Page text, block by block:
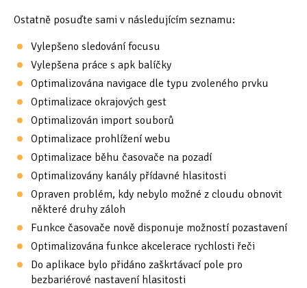
Ostatně posuďte sami v následujícím seznamu:
Vylepšeno sledování focusu
Vylepšena práce s apk balíčky
Optimalizována navigace dle typu zvoleného prvku
Optimalizace okrajových gest
Optimalizován import souborů
Optimalizace prohlížení webu
Optimalizace běhu časovače na pozadí
Optimalizovány kanály přídavné hlasitosti
Opraven problém, kdy nebylo možné z cloudu obnovit
některé druhy záloh
Funkce časovače nově disponuje možností pozastavení
Optimalizována funkce akcelerace rychlosti řeči
Do aplikace bylo přidáno zaškrtávací pole pro
bezbariérové nastavení hlasitosti